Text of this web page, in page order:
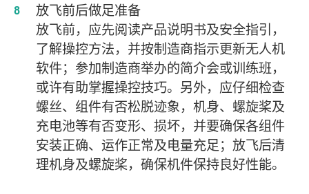
放飞前后做足准备
放飞前，应先阅读产品说明书及安全指引，
了解操控方法，并按制造商指示更新无人机
软件；参加制造商举办的简介会或训练班，
或许有助掌握操控技巧。另外，应仔细检查
螺丝、组件有否松脱迹象，机身、螺旋桨及
充电池等有否变形、损坏，并要确保各组件
安装正确、运作正常及电量充足；放飞后清
理机身及螺旋桨，确保机件保持良好性能。